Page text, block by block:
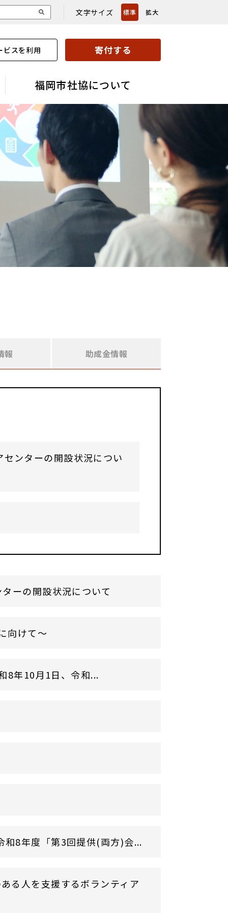
文字サイズ 標準 拡大
ビスを利用 寄付する
福岡市社協について
報 助成金情報
センターの開設状況につい
ーの開設状況について
向けて～
8年10月1日、令和...
和8年度「第3回提供(両方)会...
る人を支援するボランティア